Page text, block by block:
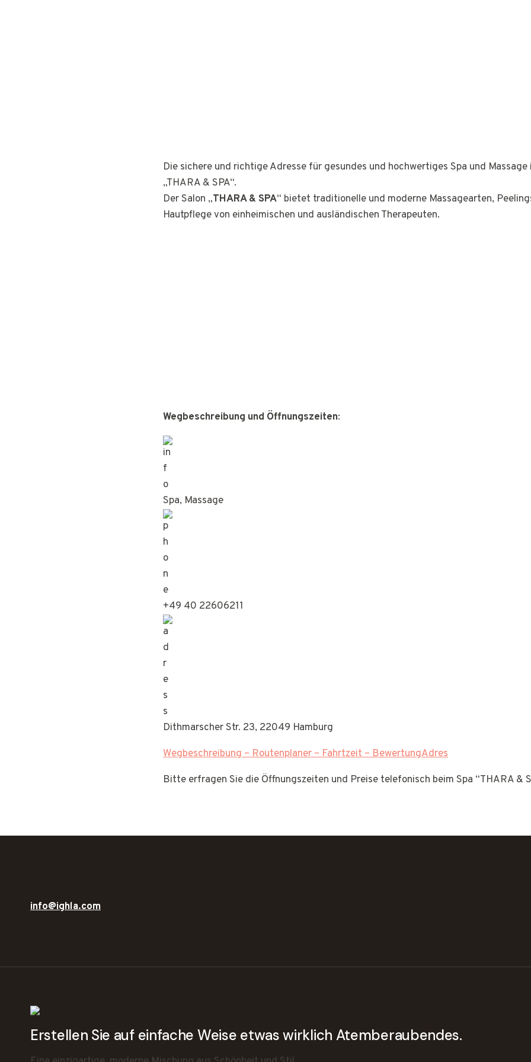
Die sichere und richtige Adresse für gesundes und hochwertiges Spa und Massage
„THARA & SPA“.
Der Salon „THARA & SPA“ bietet traditionelle und moderne Massagearten,
Hautpflege von einheimischen und ausländischen Therapeuten.
Wegbeschreibung und Öffnungszeiten:
Spa, Massage
+49 40 22606211
Dithmarscher Str. 23, 22049 Hamburg
Wegbeschreibung – Routenplaner – Fahrtzeit – BewertungAdres
Bitte erfragen Sie die Öffnungszeiten und Preise telefonisch beim Spa “THARA &
info@ighla.com
Erstellen Sie auf einfache Weise etwas wirklich Atemberaubendes.